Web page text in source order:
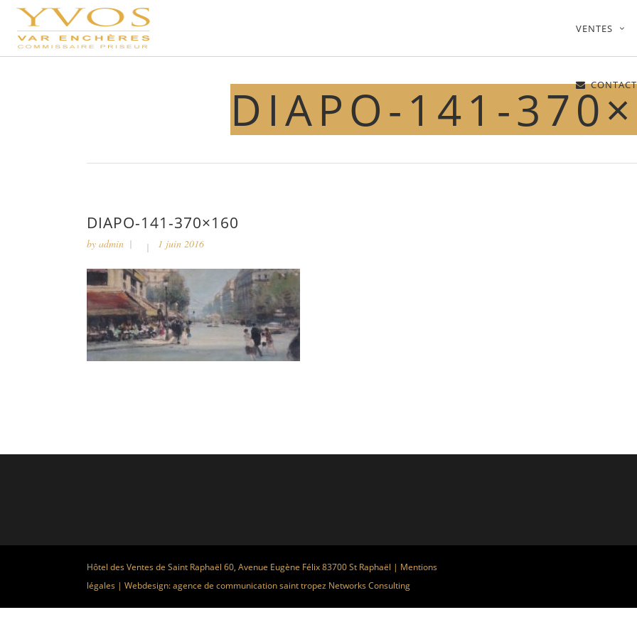
VENTES
CONTACT
DIAPO-141-
DIAPO-141-370×160
by admin 1 juin 2016
Hôtel des Ventes de Saint Raphaël 60, Avenue Eugène Félix 83700 St Raphaël | Mentions
légales | Webdesign:agence de communication saint tropez Networks Consulting